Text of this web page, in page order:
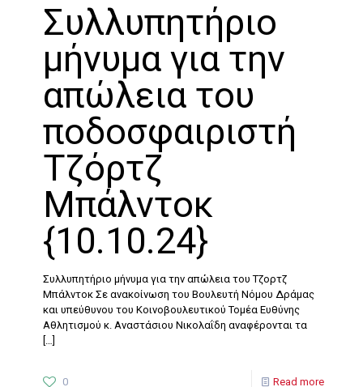
Συλλυπητήριο
μήνυμα για την
απώλεια του
ποδοσφαιριστή
Τζόρτζ
Μπάλντοκ
{10.10.24}
Συλλυπητήριο μήνυμα για την απώλεια του Τζορτζ
Μπάλντοκ Σε ανακοίνωση του Βουλευτή Νόμου Δράμας
και υπεύθυνου του Κοινοβουλευτικού Τομέα Ευθύνης
Αθλητισμού κ. Αναστάσιου Νικολαΐδη αναφέρονται τα
[…]
0 Read more